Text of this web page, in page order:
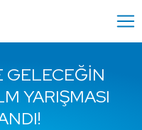
GELECEĞIN
YARIŞMASI